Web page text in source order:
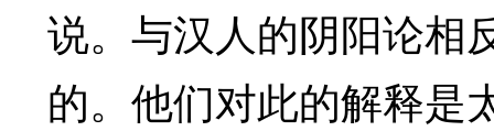
说。与汉人的阴阳论相
的。他们对此的解释是